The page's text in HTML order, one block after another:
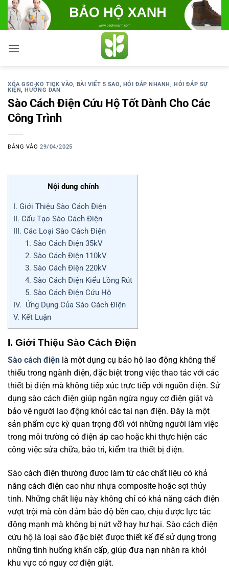
Bỏ
qua
nội
dung
XÓA GSC-KO TICK VÀO, BÀI VIẾT 5 SAO, HỎI ĐÁP NHANH, HỎI ĐÁP SỰ
KIỆN, HƯỚNG DẪN
Sào Cách Điện Cứu Hộ Tốt Dành Cho Các
Công Trình
ĐĂNG VÀO29/04/2025
Nội dung chính
I. Giới Thiệu Sào Cách Điện
II. Cấu Tạo Sào Cách Điện
III. Các Loại Sào Cách Điện
1. Sào Cách Điện 35kV
2. Sào Cách Điện 110kV
3. Sào Cách Điện 220kV
4. Sào Cách Điện Kiểu Lồng Rút
5. Sào Cách Điện Cứu Hộ
IV. Ứng Dụng Của Sào Cách Điện
V. Kết Luận
I. Giới Thiệu Sào Cách Điện
Sào cách điện là một dụng cụ bảo hộ lao động không thể
thiếu trong ngành điện, đặc biệt trong việc thao tác với các
thiết bị điện mà không tiếp xúc trực tiếp với nguồn điện. Sử
dụng sào cách điện giúp ngăn ngừa nguy cơ điện giật và
bảo vệ người lao động khỏi các tai nạn điện. Đây là một
sản phẩm cực kỳ quan trọng đối với những người làm việc
trong môi trường có điện áp cao hoặc khi thực hiện các
công việc sửa chữa, bảo trì, kiểm tra thiết bị điện.
Sào cách điện thường được làm từ các chất liệu có khả
năng cách điện cao như nhựa composite hoặc sợi thủy
tinh. Những chất liệu này không chỉ có khả năng cách điện
vượt trội mà còn đảm bảo độ bền cao, chịu được lực tác
động mạnh mà không bị nứt vỡ hay hư hại. Sào cách điện
cứu hộ là loại sào đặc biệt được thiết kế để sử dụng trong
những tình huống khẩn cấp, giúp đưa nạn nhân ra khỏi
khu vực có nguy cơ điện giật.